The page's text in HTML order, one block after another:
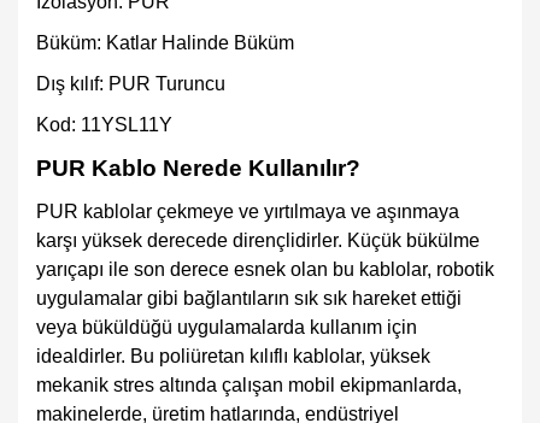
Büküm: Katlar Halinde Büküm
Dış kılıf: PUR Turuncu
Kod: 11YSL11Y
PUR Kablo Nerede Kullanılır?
PUR kablolar çekmeye ve yırtılmaya ve aşınmaya
karşı yüksek derecede dirençlidirler. Küçük bükülme
yarıçapı ile son derece esnek olan bu kablolar, robotik
uygulamalar gibi bağlantıların sık sık hareket ettiği
veya büküldüğü uygulamalarda kullanım için
idealdirler. Bu poliüretan kılıflı kablolar, yüksek
mekanik stres altında çalışan mobil ekipmanlarda,
makinelerde, üretim hatlarında, endüstriyel